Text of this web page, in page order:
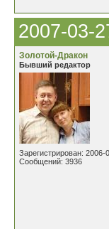
2007-03-
Золотой-Дракон
Бывший редактор
Зарегистрирован: 2006-
Сообщений: 3936